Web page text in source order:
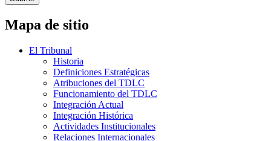
Mapa de sitio
El Tribunal
Historia
Definiciones Estratégicas
Atribuciones del TDLC
Funcionamiento del TDLC
Integración Actual
Integración Histórica
Actividades Institucionales
Relaciones Internacionales